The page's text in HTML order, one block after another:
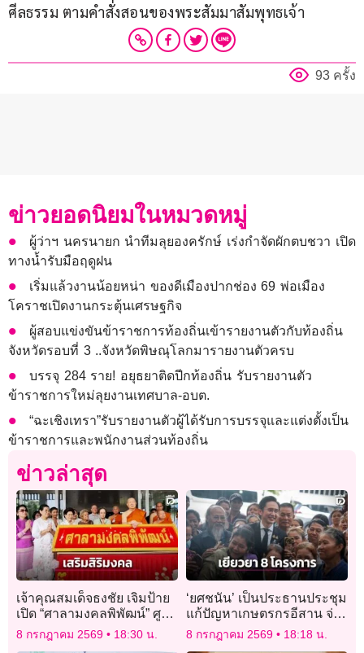
ศีลธรรม ตามคำสั่งสอนของพระสัมมาสัมพุทธเจ้า
93 ครั้ง
ข่าวยอดนิยมในหมวดหมู่
ผู้ว่าฯ นครนายก นำทีมลุยองครักษ์ เร่งกำจัดผักตบชวา เปิด
ทางน้ำรับมือฤดูฝน
เริ่มแล้วงานน้อยหน่า ของดีเมืองปากช่อง 69 พ่อเมือง
โคราชเปิดงานกระตุ้นเศรษฐกิจ
ผู้สอบแข่งขันข้าราชการท้องถิ่นเข้ารายงานตัวกับท้องถิ่น
จังหวัดรอบที่ 3 ..จังหวัดพิษณุโลกมารายงานตัวครบ
บรรจุ 284 ราย! อยุธยาติดปีกท้องถิ่น รับรายงานตัว
ข้าราชการใหม่ลุยงานเทศบาล-อบต.
“ฉะเชิงเทรา”รับรายงานตัวผู้ได้รับการบรรจุและแต่งตั้งเป็น
ข้าราชการและพนักงานส่วนท้องถิ่น
ข่าวล่าสุด
เจ้าคุณสมเด็จธงชัย เจิมป้าย
เปิด “ศาลามงคลพิพัฒน์” ศูนย์
ปฏิบัติธรรม อุทยานหลวงพ่อ
โตบ้านแพ้ว
8 กรกฎาคม 2569 18:30 น.
‘ยศชนัน’ เป็นประธานประชุม
แก้ปัญหาเกษตรกรอีสาน จ่อ
ชง ครม.เยียวยา 8 โครงการ
8 กรกฎาคม 2569 18:18 น.